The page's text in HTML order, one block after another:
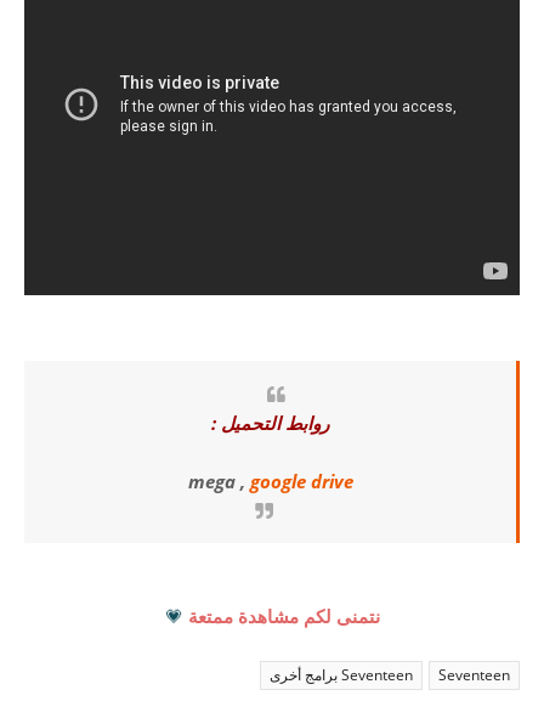
روابط التحميل :
mega , google drive
نتمنى لكم مشاهدة ممتعة 💗
Seventeen Seventeen برامج أخرى